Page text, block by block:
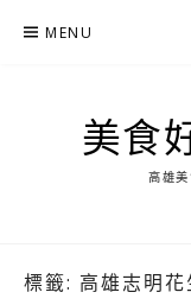
MENU
美食
高雄
標籤: 高雄志明花